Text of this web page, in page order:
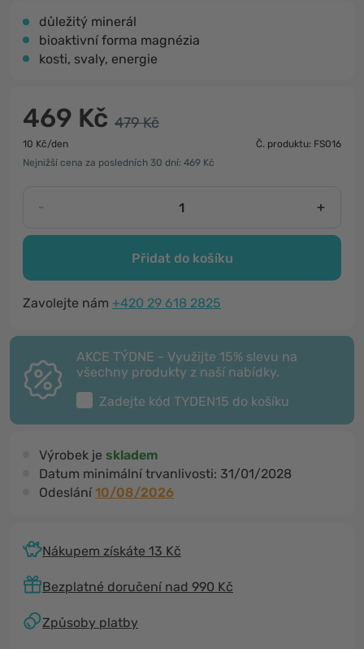
důležitý minerál
bioaktivní forma magnézia
kosti, svaly, energie
469 Kč 479 Kč
10 Kč/den
Č. produktu: FS016
Nejnižší cena za posledních 30 dní: 469 Kč
- +
Přidat do košíku
Zavolejte nám +420 29 618 2825
AKCE TÝDNE - Využijte 15% slevu na
všechny produkty z naší nabídky.
Zadejte kód TYDEN15 do košíku
Výrobek je skladem
Datum minimální trvanlivosti: 31/01/2028
Odeslání10/08/2026
Nákupem získáte 13 Kč
Bezplatné doručení nad 990 Kč
Způsoby platby